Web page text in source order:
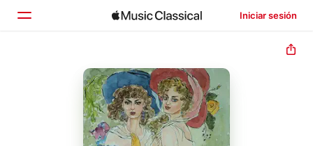
Iniciar sesión
Explorar